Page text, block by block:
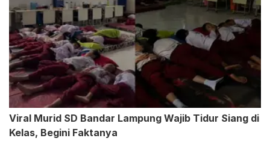
Viral Murid SD Bandar Lampung Wajib Tidur Siang di
Kelas, Begini Faktanya